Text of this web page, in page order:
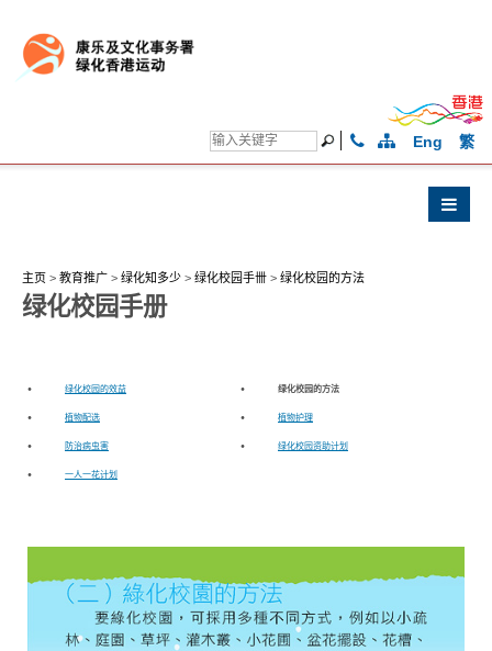
Eng 繁
主页 > 教育推广 > 绿化知多少 > 绿化校园手卌 > 绿化校园的方法
绿化校园手册
• 绿化校园的效益 • 绿化校园的方法
• 植物配选 • 植物护理
• 防治病虫害 • 绿化校园资助计划
• 一人一花计划